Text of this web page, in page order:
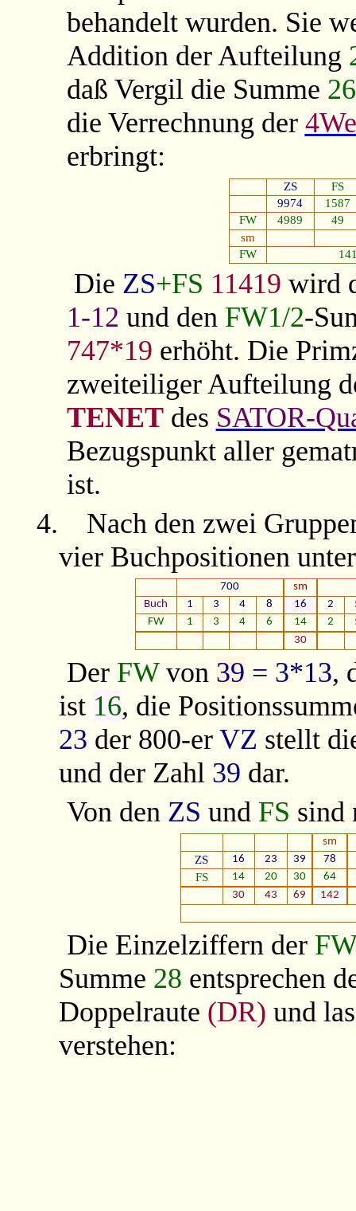
behandelt wurden. Sie
Addition der Aufteilung
daß Vergil die Summe
die Verrechnung der
erbringt:
ZS
FS
9974
1587
FW
4989
49
sm
FW
Die ZS+FS 11419 wird
1-12 und den FW1/2-
747*19 erhöht. Die
zweiteiliger Aufteilung
TENETdes SATOR-
Bezugspunkt aller
ist.
4.
Nach den zwei
vier Buchpositionen
700
sm
Buch
1 3 4 8 16 2
FW
1 3 4 6 14 2
30
Der FWvon 39 = 3*13,
ist 16, die
23 der 800-erVZ stellt
und der Zahl 39 dar.
Von den ZS und FS sind
sm
ZS 16 23 39 78
FS 14 20 30
64
30
43 69 142
Die Einzelziffern der
Summe 28 entsprechen
Doppelraute (DR) und
verstehen: